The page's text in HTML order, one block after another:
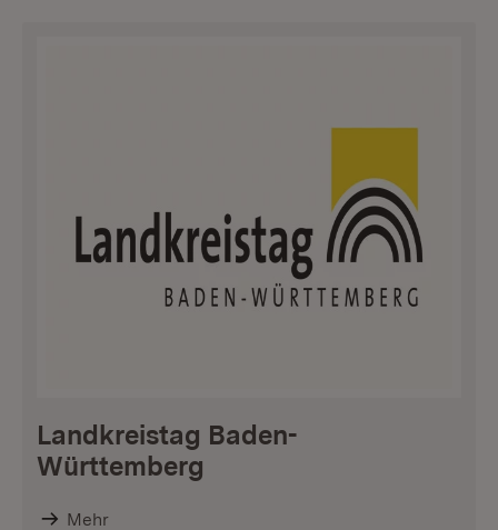
Landkreistag Baden-
Württemberg
Mehr